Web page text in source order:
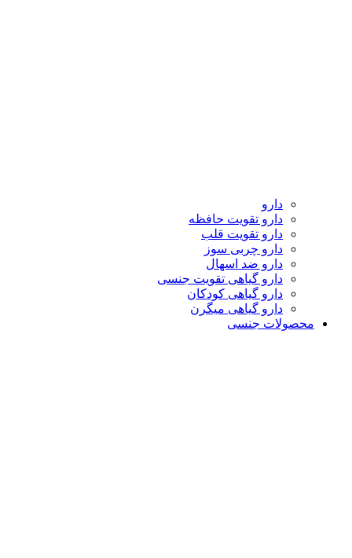
دارو
دارو تقویت حافظه
دارو تقویت قلب
دارو چربی سوز
دارو ضد اسهال
دارو گیاهی تقویت جنسی
دارو گیاهی کودکان
دارو گیاهی میگرن
محصولات جنسی